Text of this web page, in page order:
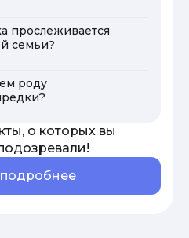
прослеживается
семьи?
роду
о которых вы
подробнее